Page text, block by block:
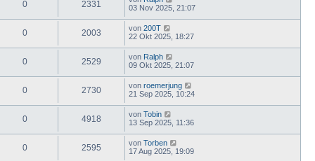
0 2331
03 Nov 2025, 21:07
0 2003 von 200T
22 Okt 2025, 18:27
0 2529 von Ralph
09 Okt 2025, 21:07
0 2730 von roemerjung
21 Sep 2025, 10:24
0 4918 von Tobin
13 Sep 2025, 11:36
0 2595 von Torben
17 Aug 2025, 19:09